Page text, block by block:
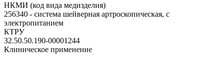
НКМИ (код вида медизделия)
256340 - система шейверная артроскопическая, с
электропитанием
КТРУ
32.50.50.190-00001244
Клиническое применение